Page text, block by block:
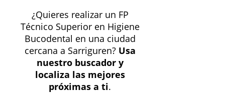
¿Quieres realizar un FP
Técnico Superior en Higiene
Bucodental en una ciudad
cercana a Sarriguren? Usa
nuestro buscador y
localiza las mejores
próximas a ti.